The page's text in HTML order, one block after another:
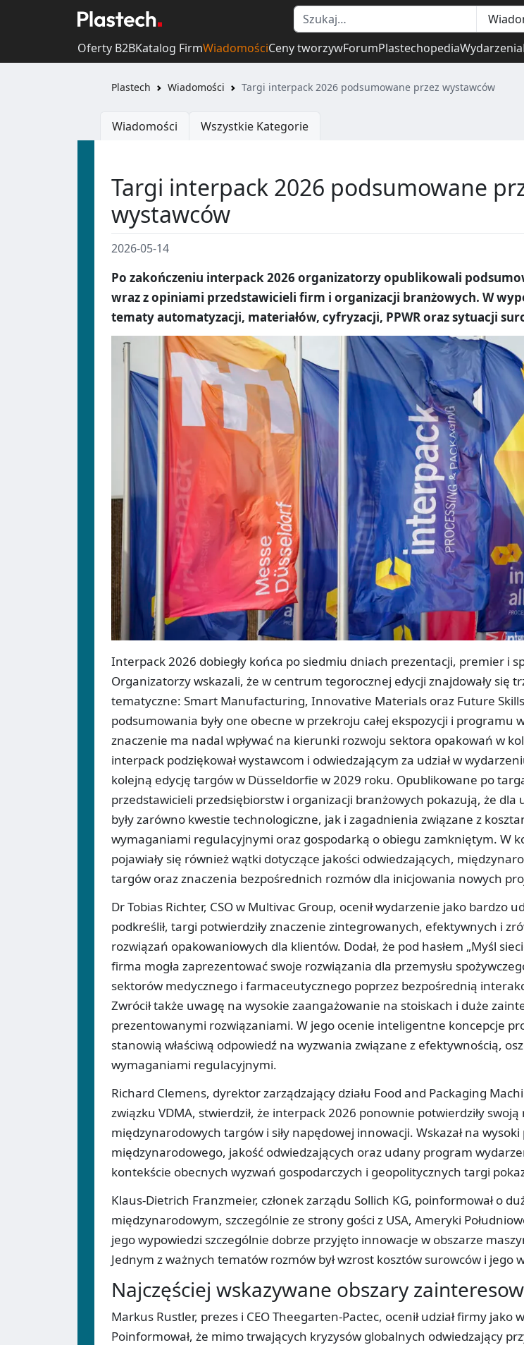
Oferty B2BKatalog FirmWiadomościCeny tworzywForumPlastechopediaWydarzenia
Plastech Wiadomości Targi interpack 2026 podsumowane przez wystawców
Wiadomości Wszystkie Kategorie
Targi interpack 2026 podsumowane
wystawców
2026-05-14
Po zakończeniu interpack 2026 organizatorzy opublikowali
wraz z opiniami przedstawicieli firm i organizacji branżowych. W
tematy automatyzacji, materiałów, cyfryzacji, PPWR oraz sytuacji
Interpack 2026 dobiegły końca po siedmiu dniach prezentacji, premier i
Organizatorzy wskazali, że w centrum tegorocznej edycji znajdowały się
tematyczne: Smart Manufacturing, Innovative Materials oraz Future
podsumowania były one obecne w przekroju całej ekspozycji i programu
znaczenie ma nadal wpływać na kierunki rozwoju sektora opakowań w
interpack podziękował wystawcom i odwiedzającym za udział w
kolejną edycję targów w Düsseldorfie w 2029 roku. Opublikowane po
przedstawicieli przedsiębiorstw i organizacji branżowych pokazują, że dla
były zarówno kwestie technologiczne, jak i zagadnienia związane z
wymaganiami regulacyjnymi oraz gospodarką o obiegu zamkniętym. W
pojawiały się również wątki dotyczące jakości odwiedzających,
targów oraz znaczenia bezpośrednich rozmów dla inicjowania nowych
Dr Tobias Richter, CSO w Multivac Group, ocenił wydarzenie jako bardzo
podkreślił, targi potwierdziły znaczenie zintegrowanych, efektywnych i
rozwiązań opakowaniowych dla klientów. Dodał, że pod hasłem „Myśl
firma mogła zaprezentować swoje rozwiązania dla przemysłu
sektorów medycznego i farmaceutycznego poprzez bezpośrednią
Zwrócił także uwagę na wysokie zaangażowanie na stoiskach i duże
prezentowanymi rozwiązaniami. W jego ocenie inteligentne koncepcje
stanowią właściwą odpowiedź na wyzwania związane z efektywnością,
wymaganiami regulacyjnymi.
Richard Clemens, dyrektor zarządzający działu Food and Packaging
związku VDMA, stwierdził, że interpack 2026 ponownie potwierdziły
międzynarodowych targów i siły napędowej innowacji. Wskazał na wysoki
międzynarodowego, jakość odwiedzających oraz udany program
kontekście obecnych wyzwań gospodarczych i geopolitycznych targi
Klaus-Dietrich Franzmeier, członek zarządu Sollich KG, poinformował o
międzynarodowym, szczególnie ze strony gości z USA, Ameryki
jego wypowiedzi szczególnie dobrze przyjęto innowacje w obszarze
Jednym z ważnych tematów rozmów był wzrost kosztów surowców i jego
Najczęściej wskazywane obszary
Markus Rustler, prezes i CEO Theegarten-Pactec, ocenił udział firmy jako
Poinformował, że mimo trwających kryzysów globalnych odwiedzający